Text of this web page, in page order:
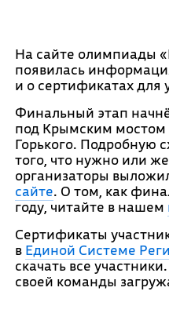
На сайте олимпиады
появилась
и о сертификатах для
Финальный этап
под Крымским мостом
Горького. Подробную
того, что нужно или
организаторы
сайте. О том, как
году, читайте в нашем
Сертификаты
в Единой Системе
скачать все
своей команды